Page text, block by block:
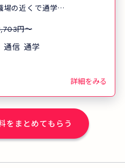
場の近くで通学し
スが沢山あり、
イント3.通学日
カレッジでは、
国520以上(※)の
受講し、介護福祉
という想いで、地
議室をお借りし開
年度実績
円〜
通信 通学
詳細をみる
をまとめてもらう